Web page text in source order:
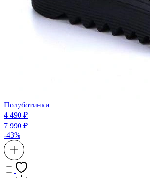
Полуботинки
4 490 ₽
7 990 ₽
-43%